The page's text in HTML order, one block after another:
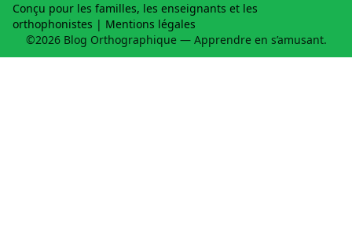
Conçu pour les familles, les enseignants et les
orthophonistes | Mentions légales
©2026 Blog Orthographique — Apprendre en s’amusant.